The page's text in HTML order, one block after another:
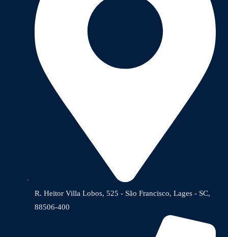
R. Heitor Villa Lobos, 525 - São Francisco, Lages - SC,
88506-400